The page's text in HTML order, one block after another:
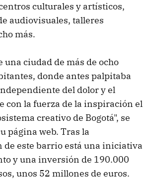
culturales y artísticos,
audiovisuales, talleres
más.
una ciudad de más de ocho
donde antes palpitaba
del dolor y el
con la fuerza de la inspiración el
creativo de Bogotá", se
página web. Tras la
este barrio está una iniciativa
y una inversión de 190.000
unos 52 millones de euros.